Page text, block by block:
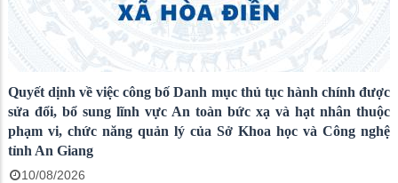
Quyết dịnh về việc công bố Danh mục thủ tục hành chính được
sửa đổi, bổ sung lĩnh vực An toàn bức xạ và hạt nhân thuộc
phạm vi, chức năng quản lý của Sở Khoa học và Công nghệ
tỉnh An Giang
10/08/2026